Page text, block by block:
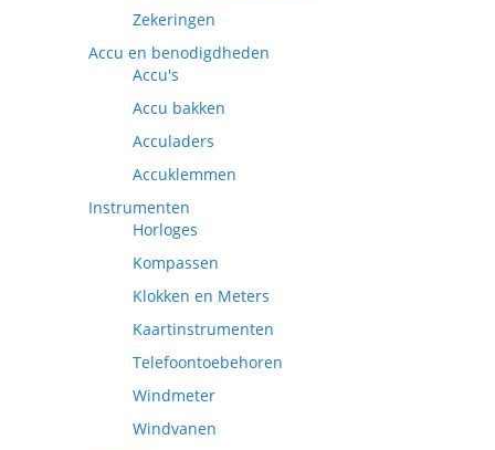
Zekeringen
Accu en benodigdheden
Accu's
Accu bakken
Acculaders
Accuklemmen
Instrumenten
Horloges
Kompassen
Klokken en Meters
Kaartinstrumenten
Telefoontoebehoren
Windmeter
Windvanen